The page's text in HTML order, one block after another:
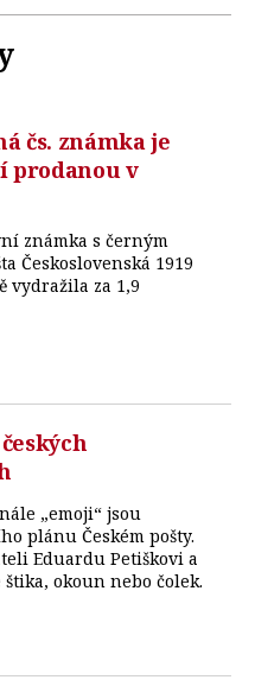
čs. známka je
prodanou v
známka s černým
Československá 1919
vydražila za 1,9
„emoji“ jsou
plánu Českém pošty.
Eduardu Petiškovi a
okoun nebo čolek.